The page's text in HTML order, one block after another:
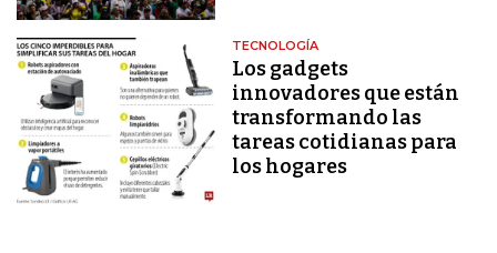
TECNOLOGÍA
Los gadgets
innovadores que están
transformando las
tareas cotidianas para
los hogares